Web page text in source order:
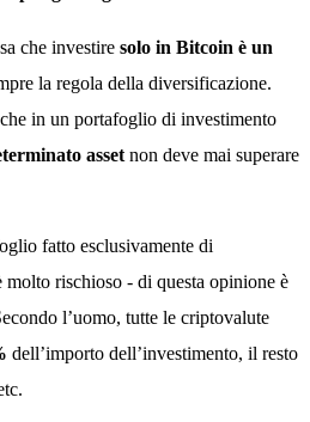
che investire solo in Bitcoin è un
la regola della diversificazione.
in un portafoglio di investimento
asset non deve mai superare
fatto esclusivamente di
molto rischioso - di questa opinione è
l’uomo, tutte le criptovalute
dell’importo dell’investimento, il resto